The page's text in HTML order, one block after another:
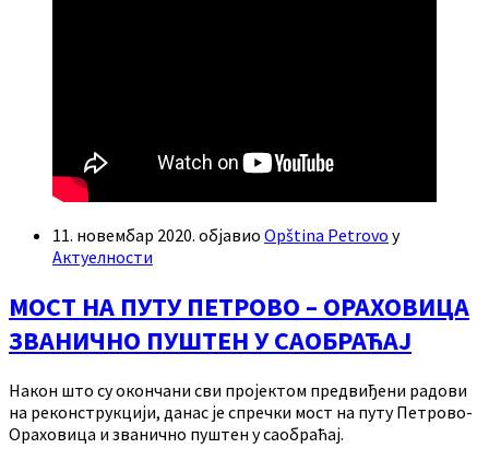
11. новембар 2020. објавио Opština Petrovo у
Актуелности
МОСТ НА ПУТУ ПЕТРОВО – ОРАХОВИЦА
ЗВАНИЧНО ПУШТЕН У САОБРАЋАЈ
Након што су окончани сви пројектом предвиђени радови
на реконструкцији, данас је спречки мост на путу Петрово-
Ораховица и званично пуштен у саобраћај.